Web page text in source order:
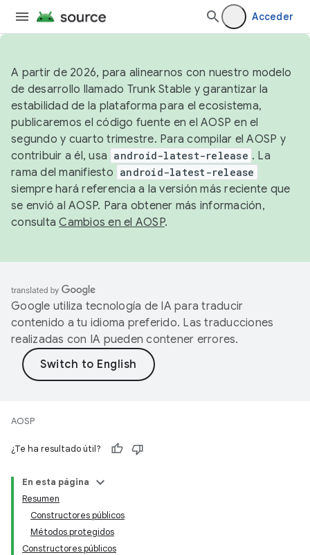
Acceder
A partir de 2026, para alinearnos con nuestro modelo
de desarrollo llamado Trunk Stable y garantizar la
estabilidad de la plataforma para el ecosistema,
publicaremos el código fuente en el AOSP en el
segundo y cuarto trimestre. Para compilar el AOSP y
contribuir a él, usa android-latest-release . La
rama del manifiesto android-latest-release
siempre hará referencia a la versión más reciente que
se envió al AOSP. Para obtener más información,
consultaCambios en el AOSP.
Google utiliza tecnología de IA para traducir
contenido a tu idioma preferido. Las traducciones
realizadas con IA pueden contener errores.
AOSP
¿Te ha resultado útil?
En esta página
Resumen
Constructores públicos
Métodos protegidos
Constructores públicos